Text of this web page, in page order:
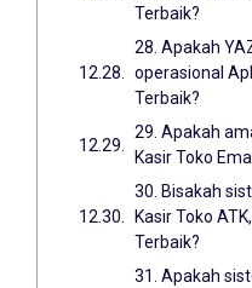
Terbaik?
28. Apakah
operasional
Terbaik?
29. Apakah
Kasir Toko
30. Bisakah
Kasir Toko
Terbaik?
31. Apakah